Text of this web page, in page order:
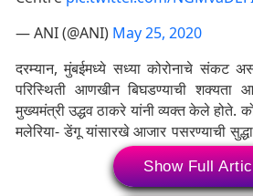
— ANI (@ANI) May 25, 2020
दरम्यान, मुंबईमध्ये सध्या कोरोनाचे संकट
परिस्थिती आणखीन बिघडण्याची
मुख्यमंत्री उद्धव ठाकरे यांनी व्यक्त केले होते.
मलेरिया- डेंगू यांसारखे आजार पसरण्याची
मात्र यानुसार योग्य ती खबरदारी घेऊन
असा विश्वास सुद्धा मुख्यमंत्र्यांनी व्यक्त केला
Show Full